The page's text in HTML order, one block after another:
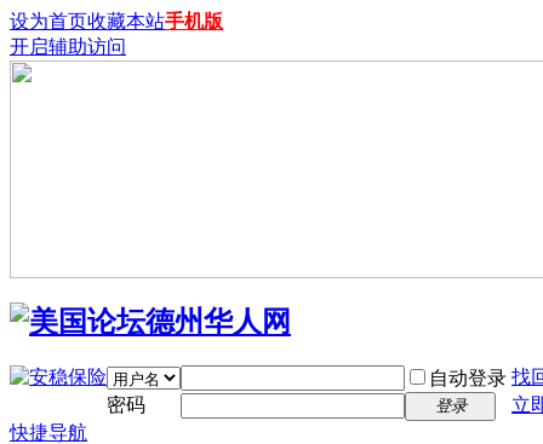
设为首页收藏本站手机版
开启辅助访问
自动登录 找
密码
登录
立
快捷导航